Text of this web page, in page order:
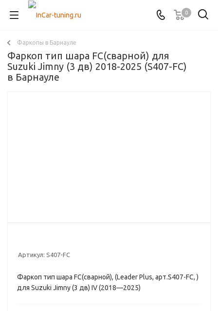
0
Фаркопы в Барнауле
Фаркоп тип шара FC(сварной) для
Suzuki Jimny (3 дв) 2018-2025 (S407-FC)
в Барнауле
Артикул: S407-FC
Фаркоп тип шара FC(сварной), (Leader Plus, арт.S407-FC, )
для Suzuki Jimny (3 дв) IV (2018—2025)